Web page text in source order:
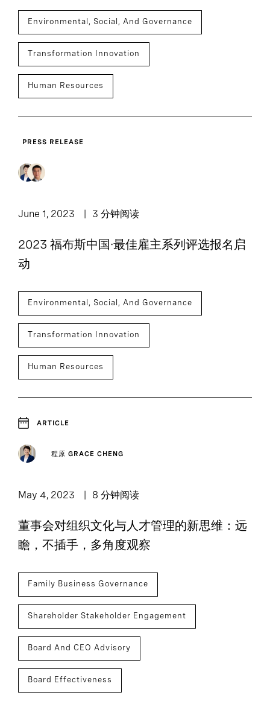
Environmental, Social, And Governance
Transformation Innovation
Human Resources
PRESS RELEASE
June 1, 2023 3 分钟阅读
2023 福布斯中国·最佳雇主系列评选报名启
动
Environmental, Social, And Governance
Transformation Innovation
Human Resources
ARTICLE
程原 GRACE CHENG
May 4, 2023 8 分钟阅读
董事会对组织文化与人才管理的新思维：远
瞻，不插手，多角度观察
Family Business Governance
Shareholder Stakeholder Engagement
Board And CEO Advisory
Board Effectiveness